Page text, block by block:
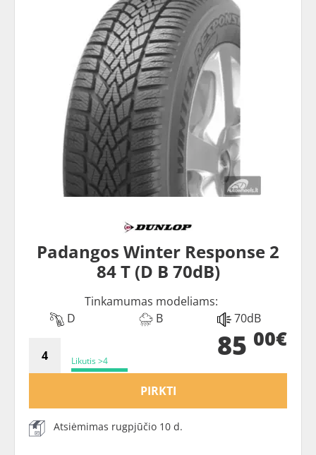
Padangos Winter Response 2
84 T (D B 70dB)
Tinkamumas modeliams:
D
B 70dB
Likutis >4 85 00€
PIRKTI
Atsiėmimas rugpjūčio 10 d.